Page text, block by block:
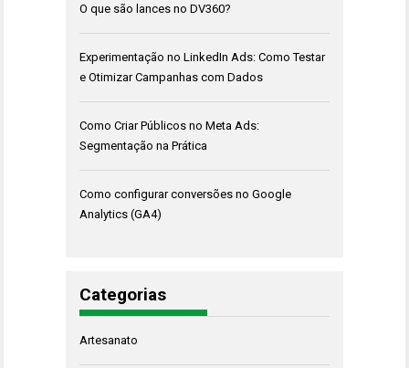
O que são lances no DV360?
Experimentação no LinkedIn Ads: Como Testar
e Otimizar Campanhas com Dados
Como Criar Públicos no Meta Ads:
Segmentação na Prática
Como configurar conversões no Google
Analytics (GA4)
Categorias
Artesanato